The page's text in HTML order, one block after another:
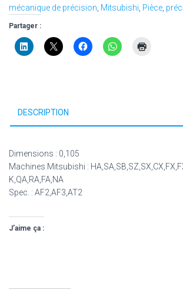
mécanique de précision Mitsubishi Pièce
Partager :
DESCRIPTION
Dimensions : 0,105
Machines Mitsubishi :
K,QA,RA,FA,NA
Spec. : AF2,AF3,AT2
J’aime ça :